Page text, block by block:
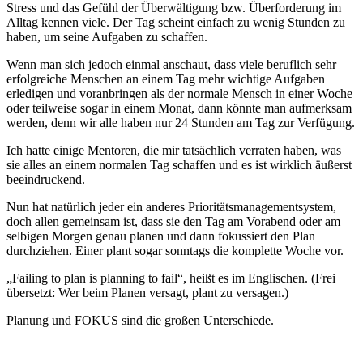
Stress und das Gefühl der Überwältigung bzw. Überforderung im
Alltag kennen viele. Der Tag scheint einfach zu wenig Stunden zu
haben, um seine Aufgaben zu schaffen.
Wenn man sich jedoch einmal anschaut, dass viele beruflich sehr
erfolgreiche Menschen an einem Tag mehr wichtige Aufgaben
erledigen und voranbringen als der normale Mensch in einer Woche
oder teilweise sogar in einem Monat, dann könnte man aufmerksam
werden, denn wir alle haben nur 24 Stunden am Tag zur Verfügung.
Ich hatte einige Mentoren, die mir tatsächlich verraten haben, was
sie alles an einem normalen Tag schaffen und es ist wirklich äußerst
beeindruckend.
Nun hat natürlich jeder ein anderes Prioritätsmanagementsystem,
doch allen gemeinsam ist, dass sie den Tag am Vorabend oder am
selbigen Morgen genau planen und dann fokussiert den Plan
durchziehen. Einer plant sogar sonntags die komplette Woche vor.
„Failing to plan is planning to fail“, heißt es im Englischen. (Frei
übersetzt: Wer beim Planen versagt, plant zu versagen.)
Planung und FOKUS sind die großen Unterschiede.